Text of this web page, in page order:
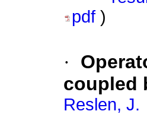
pdf )
·
coupled
Reslen, J.